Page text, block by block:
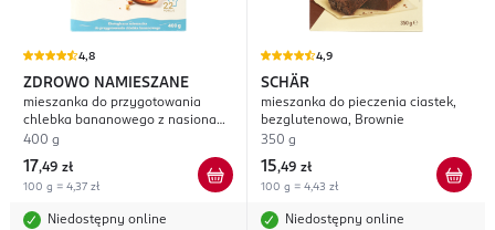
4,8
ZDROWO NAMIESZANE
mieszanka do przygotowania
chlebka bananowego z nasionami
Chia
400 g
17,49 zł
100 g = 4,37 zł
Niedostępny online
4,9
SCHÄR
mieszanka do pieczenia ciastek,
bezglutenowa, Brownie
350 g
15,49 zł
100 g = 4,43 zł
Niedostępny online